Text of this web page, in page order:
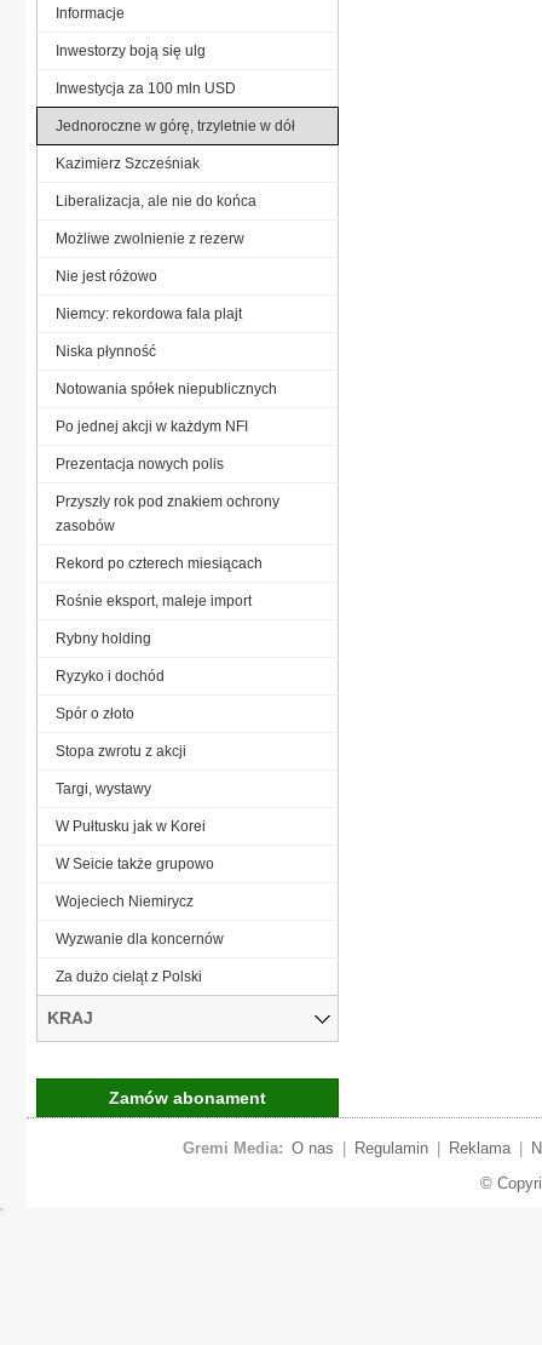
Informacje
Inwestorzy boją się ulg
Inwestycja za 100 mln USD
Jednoroczne w górę, trzyletnie w dół
Kazimierz Szcześniak
Liberalizacja, ale nie do końca
Możliwe zwolnienie z rezerw
Nie jest różowo
Niemcy: rekordowa fala plajt
Niska płynność
Notowania spółek niepublicznych
Po jednej akcji w każdym NFI
Prezentacja nowych polis
Przyszły rok pod znakiem ochrony
zasobów
Rekord po czterech miesiącach
Rośnie eksport, maleje import
Rybny holding
Ryzyko i dochód
Spór o złoto
Stopa zwrotu z akcji
Targi, wystawy
W Pułtusku jak w Korei
W Seicie także grupowo
Wojeciech Niemirycz
Wyzwanie dla koncernów
Za dużo cieląt z Polski
KRAJ
Zamów abonament
Gremi Media: O nas Regulamin Reklama
©